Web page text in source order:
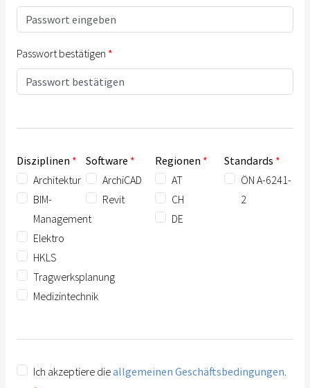
Passwort bestätigen
Disziplinen
Architektur
BIM-
Management
Elektro
HKLS
Tragwerksplanung
Medizintechnik
Software
ArchiCAD
Revit
Regionen
AT
CH
DE
Standards
ÖN A-6241-
2
Ich akzeptiere dieallgemeinen Geschäftsbedingungen.